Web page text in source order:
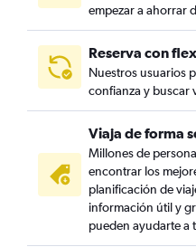
empezar a ahorrar
Reserva con
Nuestros usuarios
confianza y buscar
Viaja de forma
Millones de
encontrar los
planificación de
información útil y
pueden ayudarte a